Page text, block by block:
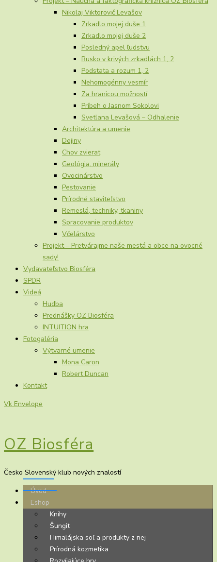
Nikolaj Viktorovič Levašov
Zrkadlo mojej duše 1
Zrkadlo mojej duše 2
Posledný apel ľudstvu
Rusko v krivých zrkadlách 1, 2
Podstata a rozum 1, 2
Nehomogénny vesmír
Za hranicou možností
Príbeh o Jasnom Sokolovi
Svetlana Levašová – Odhalenie
Architektúra a umenie
Dejiny
Chov zvierat
Geológia, minerály
Ovocinárstvo
Pestovanie
Prírodné staviteľstvo
Remeslá, techniky, tkaniny
Spracovanie produktov
Včelárstvo
Projekt – Pretvárajme naše mestá a obce na ovocné
sady!
Vydavateľstvo Biosféra
SPDR
Videá
Hudba
Prednášky OZ Biosféra
INTUITION hra
Fotogaléria
Výtvarné umenie
Mona Caron
Robert Duncan
Kontakt
Vk Envelope
OZ Biosféra
Česko Slovenský klub nových znalostí
Úvod
Eshop
Knihy
Šungit
Himalájska soľ a produkty z nej
Prírodná kozmetika